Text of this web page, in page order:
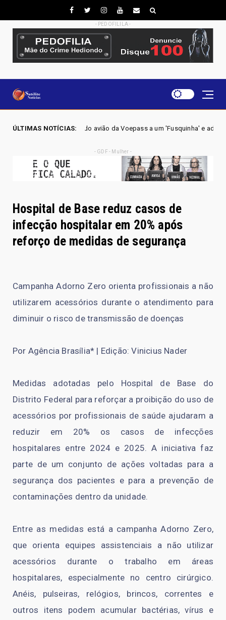
- PEDOFILILA -
ÚLTIMAS NOTÍCIAS:
avião da Voepass a um 'Fusquinha' e admitindo falha no sistema de
- GDF - Mulher -
Hospital de Base reduz casos de
infecção hospitalar em 20% após
reforço de medidas de segurança
Campanha Adorno Zero orienta profissionais a não
utilizarem acessórios durante o atendimento para
diminuir o risco de transmissão de doenças
Por Agência Brasília* | Edição: Vinicius Nader
Medidas adotadas pelo Hospital de Base do
Distrito Federal para reforçar a proibição do uso de
acessórios por profissionais de saúde ajudaram a
reduzir em 20% os casos de infecções
hospitalares entre 2024 e 2025. A iniciativa faz
parte de um conjunto de ações voltadas para a
segurança dos pacientes e para a prevenção de
contaminações dentro da unidade.
Entre as medidas está a campanha Adorno Zero,
que orienta equipes assistenciais a não utilizar
acessórios durante o trabalho em áreas
hospitalares, especialmente no centro cirúrgico.
Anéis, pulseiras, relógios, brincos, correntes e
outros itens podem acumular bactérias, vírus e